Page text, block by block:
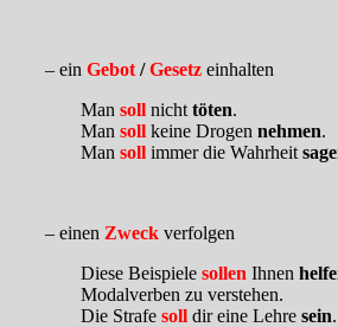
– ein Gebot /Gesetz einhalten
Man soll nicht töten.
Man soll keine Drogen nehmen.
Man soll immer die Wahrheit
– einen Zweck verfolgen
Diese Beispiele sollen Ihnen
Modalverben zu verstehen.
Die Strafe soll dir eine Lehre sein.